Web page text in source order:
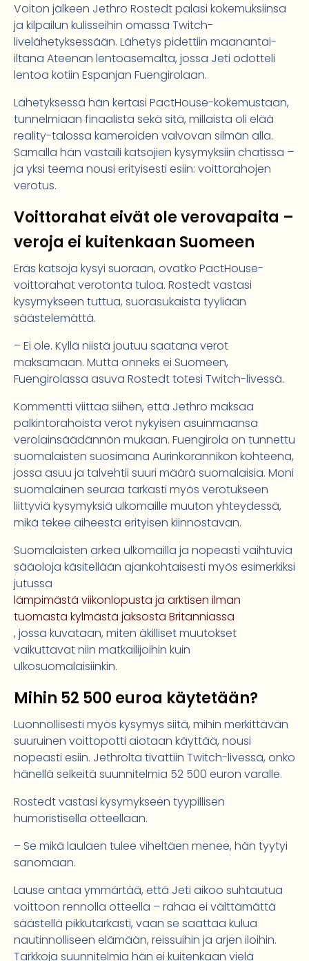
Voiton jälkeen Jethro Rostedt palasi kokemuksiinsa
ja kilpailun kulisseihin omassa Twitch-
livelähetyksessään. Lähetys pidettiin maanantai-
iltana Ateenan lentoasemalta, jossa Jeti odotteli
lentoa kotiin Espanjan Fuengirolaan.
Lähetyksessä hän kertasi PactHouse-kokemustaan,
tunnelmiaan finaalista sekä sitä, millaista oli elää
reality-talossa kameroiden valvovan silmän alla.
Samalla hän vastaili katsojien kysymyksiin chatissa –
ja yksi teema nousi erityisesti esiin: voittorahojen
verotus.
Voittorahat eivät ole verovapaita –
veroja ei kuitenkaan Suomeen
Eräs katsoja kysyi suoraan, ovatko PactHouse-
voittorahat verotonta tuloa. Rostedt vastasi
kysymykseen tuttua, suorasukaista tyyliään
säästelemättä.
– Ei ole. Kyllä niistä joutuu saatana verot
maksamaan. Mutta onneks ei Suomeen,
Fuengirolassa asuva Rostedt totesi Twitch-livessä.
Kommentti viittaa siihen, että Jethro maksaa
palkintorahoista verot nykyisen asuinmaansa
verolainsäädännön mukaan. Fuengirola on tunnettu
suomalaisten suosimana Aurinkorannikon kohteena,
jossa asuu ja talvehtii suuri määrä suomalaisia. Moni
suomalainen seuraa tarkasti myös verotukseen
liittyviä kysymyksiä ulkomaille muuton yhteydessä,
mikä tekee aiheesta erityisen kiinnostavan.
Suomalaisten arkea ulkomailla ja nopeasti vaihtuvia
sääoloja käsitellään ajankohtaisesti myös esimerkiksi
jutussa
lämpimästä viikonlopusta ja arktisen ilman
tuomasta kylmästä jaksosta Britanniassa
, jossa kuvataan, miten äkilliset muutokset
vaikuttavat niin matkailijoihin kuin
ulkosuomalaisiinkin.
Mihin 52 500 euroa käytetään?
Luonnollisesti myös kysymys siitä, mihin merkittävän
suuruinen voittopotti aiotaan käyttää, nousi
nopeasti esiin. Jethrolta tivattiin Twitch-livessä, onko
hänellä selkeitä suunnitelmia 52 500 euron varalle.
Rostedt vastasi kysymykseen tyypillisen
humoristisella otteellaan.
– Se mikä laulaen tulee viheltäen menee, hän tyytyi
sanomaan.
Lause antaa ymmärtää, että Jeti aikoo suhtautua
voittoon rennolla otteella – rahaa ei välttämättä
säästellä pikkutarkasti, vaan se saattaa kulua
nautinnolliseen elämään, reissuihin ja arjen iloihin.
Tarkkoja suunnitelmia hän ei kuitenkaan vielä